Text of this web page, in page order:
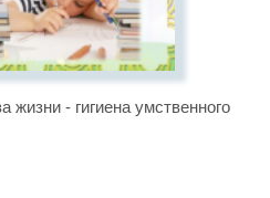
жизни - гигиена умственного